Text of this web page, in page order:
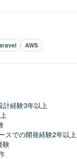
AWS
計経験3年以上
スでの開発経験2年以上
験